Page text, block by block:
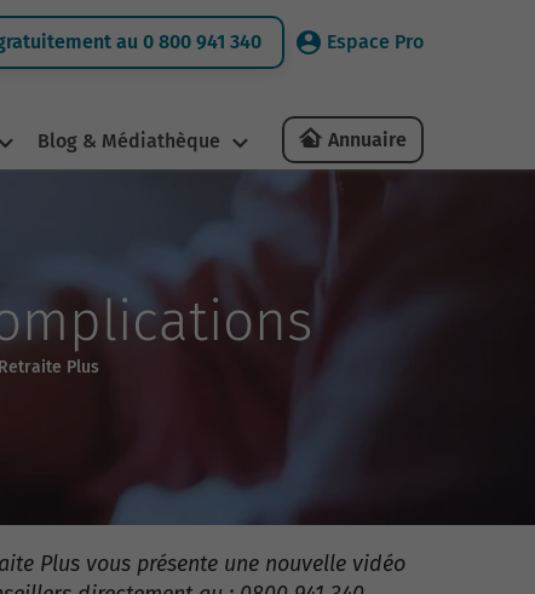
au 0 800 941 340 Espace Pro
Blog & Médiathèque Annuaire
Plus
Plus vous présente une nouvelle vidéo